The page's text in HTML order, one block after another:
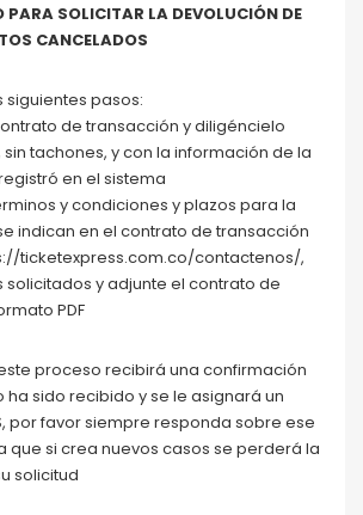
PARA SOLICITAR LA DEVOLUCIÓN DE
CANCELADOS
siguientes pasos:
de transacción y diligéncielo
tachones, y con la información de la
en el sistema
y condiciones y plazos para la
indican en el contrato de transacción
ticketexpress.com.co/contactenos/,
solicitados y adjunte el contrato de
PDF
proceso recibirá una confirmación
ha sido recibido y se le asignará un
por favor siempre responda sobre ese
que si crea nuevos casos se perderá la
solicitud